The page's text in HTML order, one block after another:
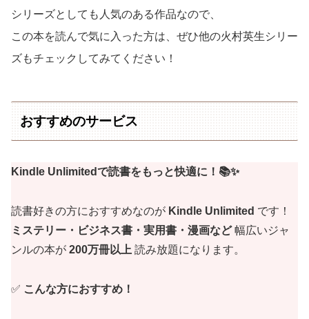
シリーズとしても人気のある作品なので、
この本を読んで気に入った方は、ぜひ他の火村英生シリー
ズもチェックしてみてください！
おすすめのサービス
Kindle Unlimitedで読書をもっと快適に！📚✨
読書好きの方におすすめなのが Kindle Unlimited です！
ミステリー・ビジネス書・実用書・漫画など幅広いジャ
ンルの本が 200万冊以上 読み放題になります。
✅ こんな方におすすめ！